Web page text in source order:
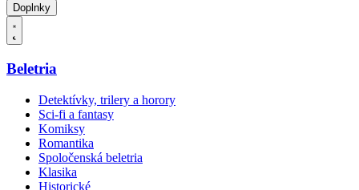
Doplnky
Beletria
Detektívky, trilery a horory
Sci-fi a fantasy
Komiksy
Romantika
Spoločenská beletria
Klasika
Historické